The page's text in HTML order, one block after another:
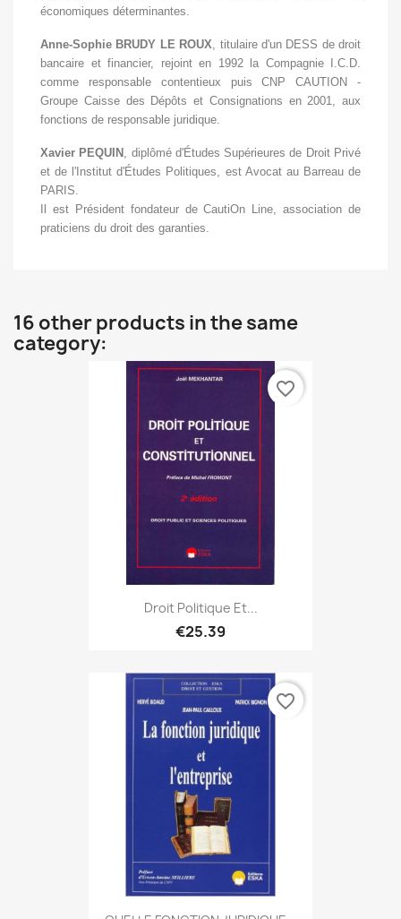
économiques déterminantes.
Anne-Sophie BRUDY LE ROUX, titulaire d'un DESS de droit
bancaire et financier, rejoint en 1992 la Compagnie I.C.D.
comme responsable contentieux puis CNP CAUTION -
Groupe Caisse des Dépôts et Consignations en 2001, aux
fonctions de responsable juridique.
Xavier PEQUIN , diplômé d'Études Supérieures de Droit Privé
et de l'Institut d'Études Politiques, est Avocat au Barreau de
PARIS.
Il est Président fondateur de CautiOn Line, association de
praticiens du droit des garanties.
16 other products in the same
category:
Droit Politique Et...
€25.39
favorite_border
favorite_border